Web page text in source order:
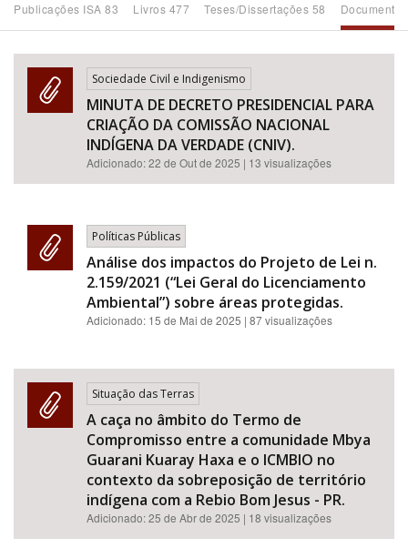
Tema
Subtema
Área de Levantamento
Área Protegida
Publicações ISA 83 Livros 477 Teses/Dissertações 58
Sociedade Civil e Indigenismo
MINUTA DE DECRETO PRESIDENCIAL PARA
CRIAÇÃO DA COMISSÃO NACIONAL
INDÍGENA DA VERDADE (CNIV).
Adicionado:22 de Out de 2025 | 13 visualizações
Políticas Públicas
Análise dos impactos do Projeto de Lei n.
2.159/2021 (“Lei Geral do Licenciamento
Ambiental”) sobre áreas protegidas.
Adicionado: 15 de Mai de 2025 | 87 visualizações
Situação das Terras
A caça no âmbito do Termo de
Compromisso entre a comunidade Mbya
Guarani Kuaray Haxa e o ICMBIO no
contexto da sobreposição de território
indígena com a Rebio Bom Jesus - PR.
Adicionado:25 de Abr de 2025 | 18 visualizações